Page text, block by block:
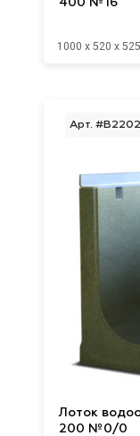
400 №16
1000 x 520 x
Арт.
Лоток
200 №0/0